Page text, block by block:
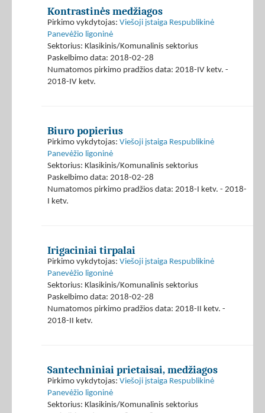
Kontrastinės medžiagos
Pirkimo vykdytojas: Viešoji įstaiga Respublikinė
Panevėžio ligoninė
Sektorius: Klasikinis/Komunalinis sektorius
Paskelbimo data: 2018-02-28
Numatomos pirkimo pradžios data: 2018-IV ketv. -
2018-IV ketv.
Biuro popierius
Pirkimo vykdytojas: Viešoji įstaiga Respublikinė
Panevėžio ligoninė
Sektorius: Klasikinis/Komunalinis sektorius
Paskelbimo data: 2018-02-28
Numatomos pirkimo pradžios data: 2018-I ketv. - 2018-
I ketv.
Irigaciniai tirpalai
Pirkimo vykdytojas: Viešoji įstaiga Respublikinė
Panevėžio ligoninė
Sektorius: Klasikinis/Komunalinis sektorius
Paskelbimo data: 2018-02-28
Numatomos pirkimo pradžios data: 2018-II ketv. -
2018-II ketv.
Santechniniai prietaisai, medžiagos
Pirkimo vykdytojas: Viešoji įstaiga Respublikinė
Panevėžio ligoninė
Sektorius: Klasikinis/Komunalinis sektorius